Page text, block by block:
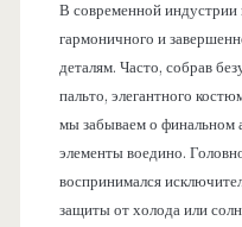
В современной
гармоничного и
деталям. Часто, собрав
пальто, элегантного
мы забываем о финальном
элементы воедино.
воспринимался
защиты от холода или